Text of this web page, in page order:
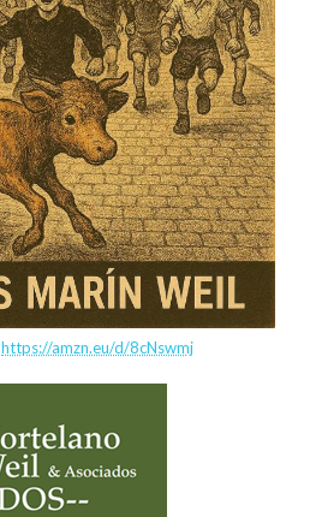
https://amzn.eu/d/8cNswmj